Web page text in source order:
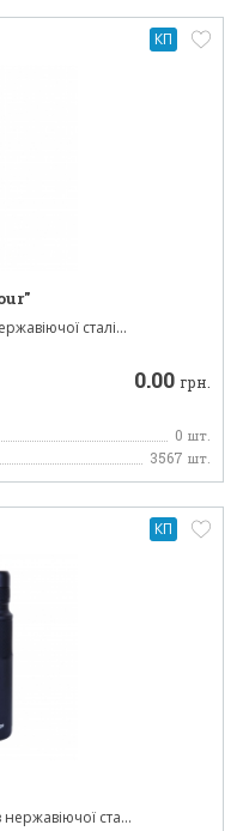
сталі...
0.00 грн.
0 шт.
3567 шт.
КП
ста...
КП